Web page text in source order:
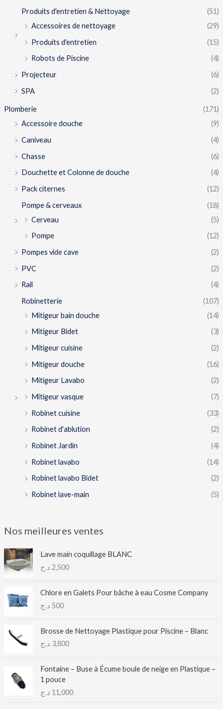
Produits d'entretien & Nettoyage
(51)
Accessoires de nettoyage
(29)
Produits d'entretien
(15)
Robots de Piscine
(4)
Projecteur
(6)
SPA
(2)
Plomberie
(171)
Accessoire douche
(9)
Caniveau
(4)
Chasse
(6)
Douchette et Colonne de douche
(4)
Pack citernes
(12)
Pompe & cerveaux
(18)
Cerveau
(5)
Pompe
(12)
Pompes vide cave
(2)
PVC
(2)
Rail
(4)
Robinetterie
(107)
Mitigeur bain douche
(14)
Mitigeur Bidet
(3)
Mitigeur cuisine
(2)
Mitigeur douche
(16)
Mitigeur Lavabo
(2)
Mitigeur vasque
(7)
Robinet cuisine
(33)
Robinet d'ablution
(2)
Robinet Jardin
(4)
Robinet lavabo
(14)
Robinet lavabo Bidet
(2)
Robinet lave-main
(5)
Nos meilleures ventes
Lave main coquillage BLANC
2,500 د.ج
Chlore en Galets Pour bâche à eau Cosme Company
500 د.ج
Brosse de Nettoyage Plastique pour Piscine – Blanc
3,800 د.ج
Fontaine – Buse à Écume boule de neige en Plastique –
1 pouce
11,000 د.ج